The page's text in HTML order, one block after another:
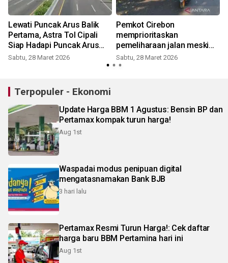
Lewati Puncak Arus Balik
Pertama, Astra Tol Cipali
Siap Hadapi Puncak Arus
Balik Kedua
Sabtu, 28 Maret 2026
Pemkot Cirebon
memprioritaskan
pemeliharaan jalan meski
anggaran terbatas
Sabtu, 28 Maret 2026
Terpopuler - Ekonomi
Update Harga BBM 1 Agustus: Bensin BP dan
Pertamax kompak turun harga!
Aug 1st
Waspadai modus penipuan digital
mengatasnamakan Bank BJB
3 hari lalu
Pertamax Resmi Turun Harga!: Cek daftar
harga baru BBM Pertamina hari ini
Aug 1st